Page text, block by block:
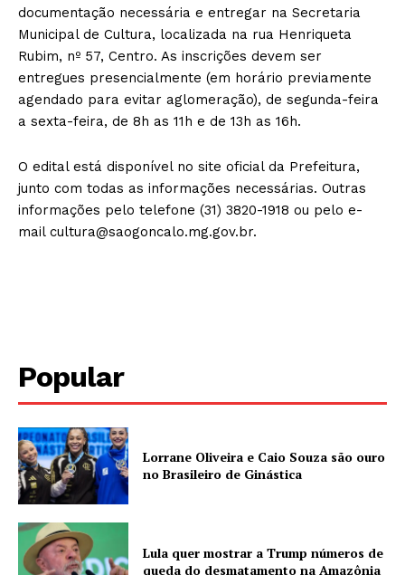
documentação necessária e entregar na Secretaria
Municipal de Cultura, localizada na rua Henriqueta
Rubim, nº 57, Centro. As inscrições devem ser
entregues presencialmente (em horário previamente
agendado para evitar aglomeração), de segunda-feira
a sexta-feira, de 8h as 11h e de 13h as 16h.
O edital está disponível no site oficial da Prefeitura,
junto com todas as informações necessárias. Outras
informações pelo telefone (31) 3820-1918 ou pelo e-
mail cultura@saogoncalo.mg.gov.br.
Popular
Lorrane Oliveira e Caio Souza são ouro
no Brasileiro de Ginástica
Lula quer mostrar a Trump números de
queda do desmatamento na Amazônia